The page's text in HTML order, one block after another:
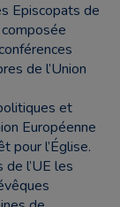
Episcopats de
de l’Union
et
Européenne
pour l’Église.
l’UE les